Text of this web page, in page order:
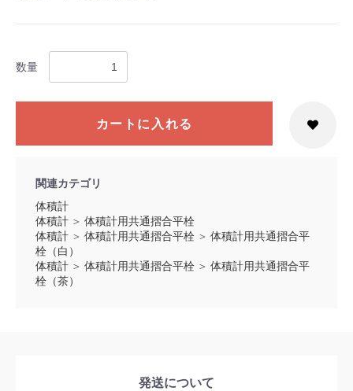
数量
カートに入れる
お買い物を続ける
関連カテゴリ
体積計
体積計 ＞ 体積計用共通摺合平栓
体積計 ＞ 体積計用共通摺合平栓 ＞ 体積計用共通摺合平
栓（白）
体積計 ＞ 体積計用共通摺合平栓 ＞ 体積計用共通摺合平
栓（茶）
発送について